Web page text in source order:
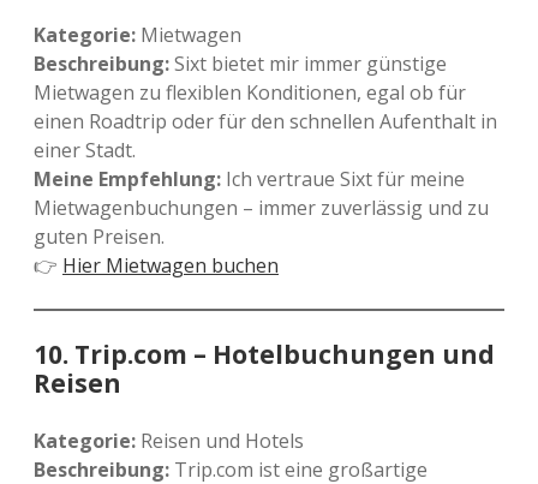
Kategorie: Mietwagen
Beschreibung:Sixt bietet mir immer günstige
Mietwagen zu flexiblen Konditionen, egal ob für
einen Roadtrip oder für den schnellen Aufenthalt in
einer Stadt.
Meine Empfehlung: Ich vertraue Sixt für meine
Mietwagenbuchungen – immer zuverlässig und zu
guten Preisen.
👉 Hier Mietwagen buchen
10. Trip.com – Hotelbuchungen und
Reisen
Kategorie: Reisen und Hotels
Beschreibung: Trip.com ist eine großartige